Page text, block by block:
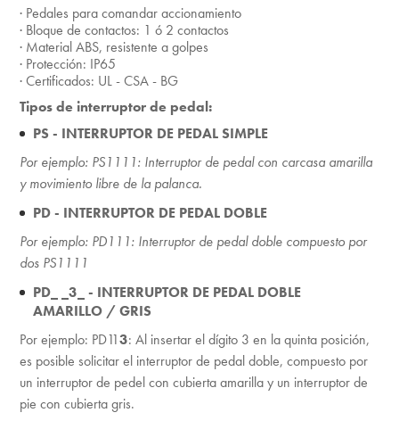
· Pedales para comandar accionamiento
· Bloque de contactos: 1 ó 2 contactos
· Material ABS, resistente a golpes
· Protección: IP65
· Certificados: UL - CSA - BG
Tipos de interruptor de pedal:
PS - INTERRUPTOR DE PEDAL SIMPLE
Por ejemplo: PS1111: Interruptor de pedal con carcasa amarilla
y movimiento libre de la palanca.
PD - INTERRUPTOR DE PEDAL DOBLE
Por ejemplo: PD111: Interruptor de pedal doble compuesto por
dos PS1111
PD_ _3_ - INTERRUPTOR DE PEDAL DOBLE
AMARILLO / GRIS
Por ejemplo: PD113: Al insertar el dígito 3 en la quinta posición,
es posible solicitar el interruptor de pedal doble, compuesto por
un interruptor de pedel con cubierta amarilla y un interruptor de
pie con cubierta gris.